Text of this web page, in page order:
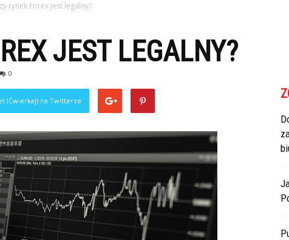
rynek Forex jest legalny?
JEST LEGALNY?
0
(Ćwierkaj) na Twitterze